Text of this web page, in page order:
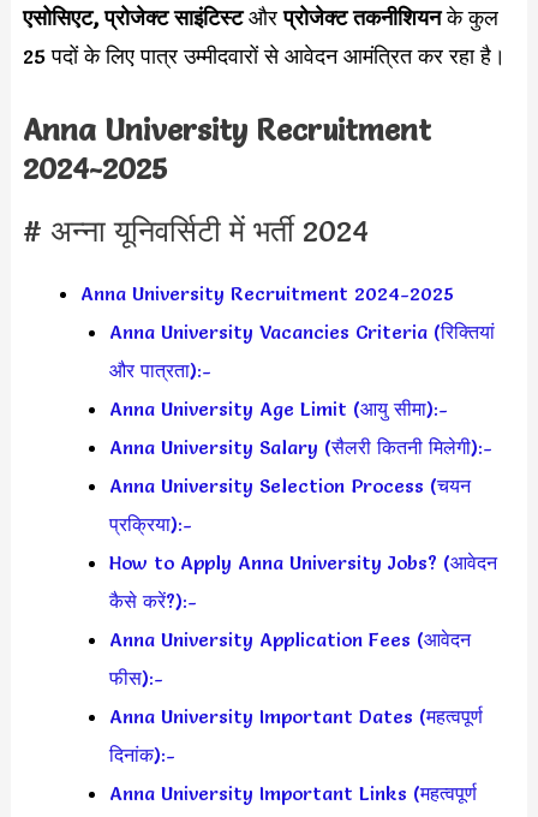
एसोसिएट, प्रोजेक्ट साइंटिस्टऔरप्रोजेक्ट तकनीशियनके कुल
25 पदों के लिए पात्र उम्मीदवारों से आवेदन आमंत्रित कर रहा है।
Anna University Recruitment
2024-2025
# अन्ना यूनिवर्सिटी में भर्ती 2024
Anna University Recruitment 2024-2025
Anna University Vacancies Criteria (रिक्तियां
और पात्रता):-
Anna University Age Limit (आयु सीमा):-
Anna University Salary (सैलरी कितनी मिलेगी):-
Anna University Selection Process (चयन
प्रक्रिया):-
How to Apply Anna University Jobs? (आवेदन
कैसे करें?):-
Anna University Application Fees (आवेदन
फीस):-
Anna University Important Dates (महत्वपूर्ण
दिनांक):-
Anna University Important Links (महत्वपूर्ण